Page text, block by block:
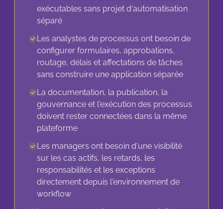
exécutables sans projet d'automatisation
séparé
Les analystes de processus ont besoin de
configurer formulaires, approbations,
routage, délais et affectations de tâches
sans construire une application séparée
La documentation, la publication, la
gouvernance et l'exécution des processus
doivent rester connectées dans la même
plateforme
Les managers ont besoin d'une visibilité
sur les cas actifs, les retards, les
responsabilités et les exceptions
directement depuis l'environnement de
workflow